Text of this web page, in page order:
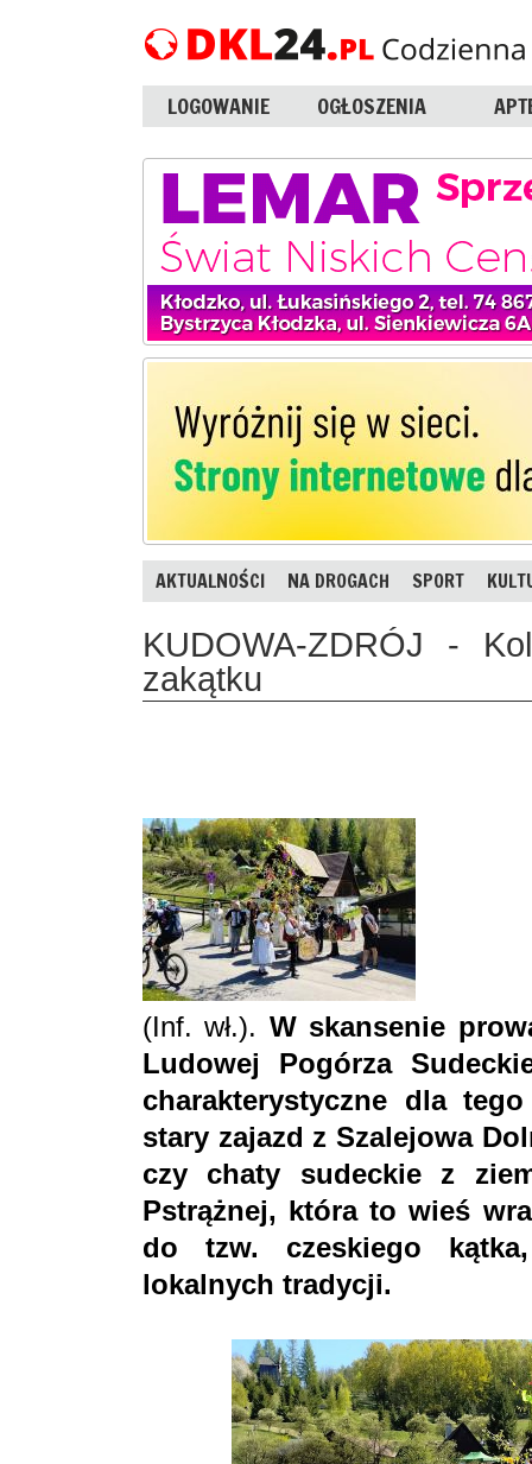
LOGOWANIE OGŁOSZENIA
AKTUALNOŚCI NA DROGACH SPORT
KUDOWA-ZDRÓJ -
zakątku
(Inf. wł.). W skansenie
Ludowej Pogórza
charakterystyczne dla
stary zajazd z Szalejowa
czy chaty sudeckie z
Pstrążnej, która to wieś
do tzw. czeskiego
lokalnych tradycji.